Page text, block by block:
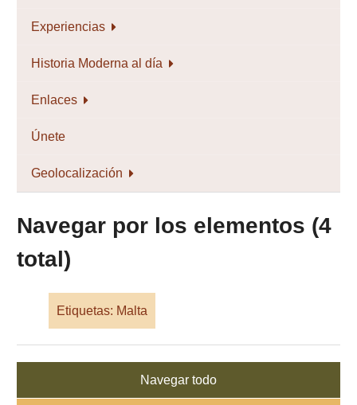
Experiencias
Historia Moderna al día
Enlaces
Únete
Geolocalización
Navegar por los elementos (4
total)
Etiquetas: Malta
Navegar todo